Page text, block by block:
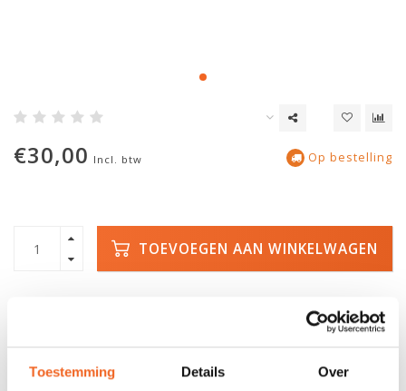
Toestemming Details Over
€30,00 Incl. btw Op bestelling
TOEVOEGEN AAN WINKELWAGEN
VOORRAAD
Duizenden kano's op
voorraad